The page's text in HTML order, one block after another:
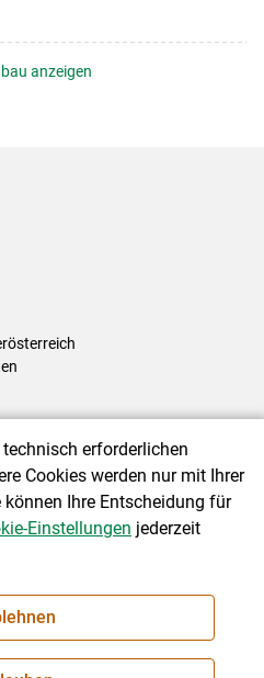
anzeigen
|Barrierefreiheit|
erforderlichen
Cookies werden nur mit Ihrer
Ihre Entscheidung für
Einstellungen jederzeit